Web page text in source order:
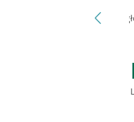
Strona